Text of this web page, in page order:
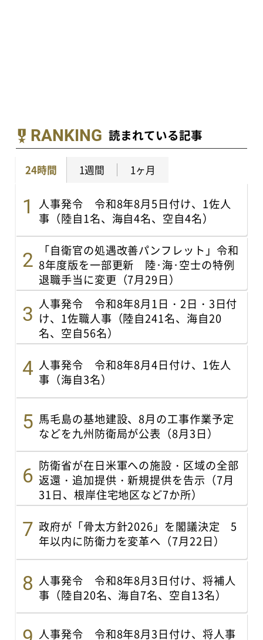
RANKING 読まれている記事
24時間 1週間 1ヶ月
人事発令 令和8年8月5日付け、1佐人
事（陸自1名、海自4名、空自4名）
「自衛官の処遇改善パンフレット」令和
8年度版を一部更新 陸･海･空士の特例
退職手当に変更（7月29日）
人事発令 令和8年8月1日・2日・3日付
け、1佐職人事（陸自241名、海自20
名、空自56名）
人事発令 令和8年8月4日付け、1佐人
事（海自3名）
馬毛島の基地建設、8月の工事作業予定
などを九州防衛局が公表（8月3日）
防衛省が在日米軍への施設・区域の全部
返還・追加提供・新規提供を告示（7月
31日、根岸住宅地区など7か所）
政府が「骨太方針2026」を閣議決定 5
年以内に防衛力を変革へ（7月22日）
人事発令 令和8年8月3日付け、将補人
事（陸自20名、海自7名、空自13名）
人事発令 令和8年8月3日付け、将人事